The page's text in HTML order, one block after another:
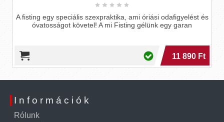
A fisting egy speciális szexpraktika, ami óriási odafigyelést és
óvatosságot követel! A mi Fisting gélünk egy garan
11 890 Ft
Információk
Rólunk